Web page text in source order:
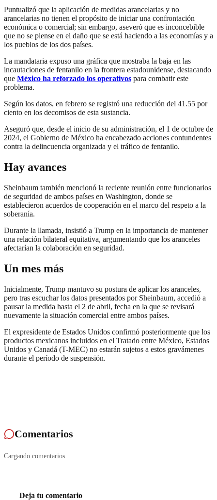
Puntualizó que la aplicación de medidas arancelarias y no
arancelarias no tienen el propósito de iniciar una confrontación
económica o comercial; sin embargo, aseveró que es inconcebible
que no se piense en el daño que se está haciendo a las economías y a
los pueblos de los dos países.
La mandataria expuso una gráfica que mostraba la baja en las
incautaciones de fentanilo en la frontera estadounidense, destacando
que México ha reforzado los operativos para combatir este
problema.
Según los datos, en febrero se registró una reducción del 41.55 por
ciento en los decomisos de esta sustancia.
Aseguró que, desde el inicio de su administración, el 1 de octubre de
2024, el Gobierno de México ha encabezado acciones contundentes
contra la delincuencia organizada y el tráfico de fentanilo.
Hay avances
Sheinbaum también mencionó la reciente reunión entre funcionarios
de seguridad de ambos países en Washington, donde se
establecieron acuerdos de cooperación en el marco del respeto a la
soberanía.
Durante la llamada, insistió a Trump en la importancia de mantener
una relación bilateral equitativa, argumentando que los aranceles
afectarían la colaboración en seguridad.
Un mes más
Inicialmente, Trump mantuvo su postura de aplicar los aranceles,
pero tras escuchar los datos presentados por Sheinbaum, accedió a
pausar la medida hasta el 2 de abril, fecha en la que se revisará
nuevamente la situación comercial entre ambos países.
El expresidente de Estados Unidos confirmó posteriormente que los
productos mexicanos incluidos en el Tratado entre México, Estados
Unidos y Canadá (T-MEC) no estarán sujetos a estos gravámenes
durante el período de suspensión.
Comentarios
Cargando comentarios...
Deja tu comentario